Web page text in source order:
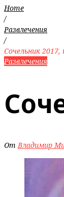
Home
/
Развлечения
/
Сочельник 2017,
Развлечения
ОтВладимир